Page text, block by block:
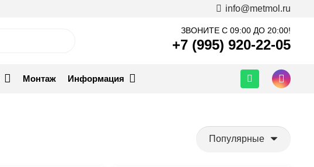
info@metmol.ru
ЗВОНИТЕ С 09:00 ДО 20:00!
+7 (995) 920-22-05
Монтаж Информация